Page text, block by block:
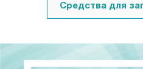
Средства для